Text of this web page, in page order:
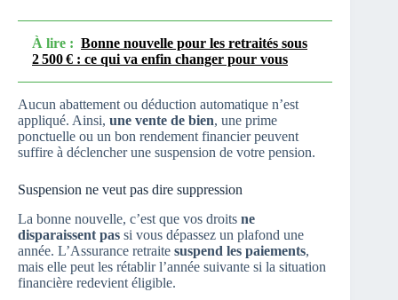
À lire : Bonne nouvelle pour les retraités sous
2 500 € : ce qui va enfin changer pour vous
Aucun abattement ou déduction automatique n’est
appliqué. Ainsi, une vente de bien, une prime
ponctuelle ou un bon rendement financier peuvent
suffire à déclencher une suspension de votre pension.
Suspension ne veut pas dire suppression
La bonne nouvelle, c’est que vos droits ne
disparaissent pas si vous dépassez un plafond une
année. L’Assurance retraite suspend les paiements,
mais elle peut les rétablir l’année suivante si la situation
financière redevient éligible.